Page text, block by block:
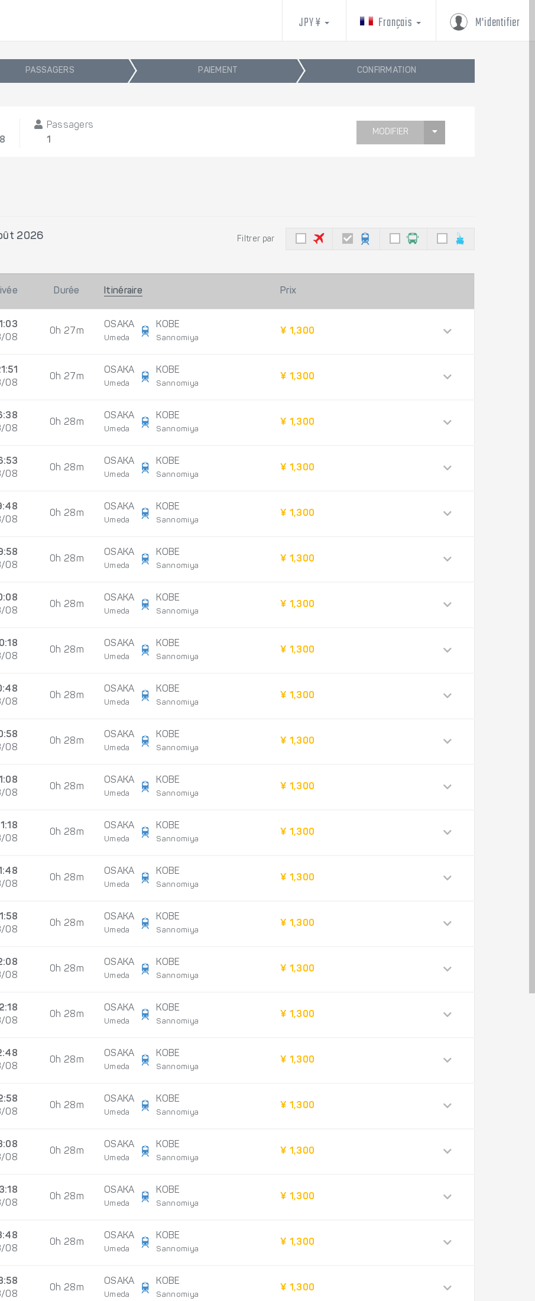
M'identifier
Français
JPY ¥
PASSAGERS PAIEMENT CONFIRMATION
Passagers
1
MODIFIER
2026 Filtrer par
Durée Itinéraire Prix
08
0h 27m
OSAKA
Umeda
KOBE
Sannomiya
¥ 1,300
08
0h 27m
OSAKA
Umeda
KOBE
Sannomiya
¥ 1,300
08
0h 28m
OSAKA
Umeda
KOBE
Sannomiya
¥ 1,300
08
0h 28m
OSAKA
Umeda
KOBE
Sannomiya
¥ 1,300
08
0h 28m
OSAKA
Umeda
KOBE
Sannomiya
¥ 1,300
08
0h 28m
OSAKA
Umeda
KOBE
Sannomiya
¥ 1,300
08
0h 28m
OSAKA
Umeda
KOBE
Sannomiya
¥ 1,300
08
0h 28m
OSAKA
Umeda
KOBE
Sannomiya
¥ 1,300
08
0h 28m
OSAKA
Umeda
KOBE
Sannomiya
¥ 1,300
08
0h 28m
OSAKA
Umeda
KOBE
Sannomiya
¥ 1,300
08
0h 28m
OSAKA
Umeda
KOBE
Sannomiya
¥ 1,300
08
0h 28m
OSAKA
Umeda
KOBE
Sannomiya
¥ 1,300
08
0h 28m
OSAKA
Umeda
KOBE
Sannomiya
¥ 1,300
08
0h 28m
OSAKA
Umeda
KOBE
Sannomiya
¥ 1,300
08
0h 28m
OSAKA
Umeda
KOBE
Sannomiya
¥ 1,300
08
0h 28m
OSAKA
Umeda
KOBE
Sannomiya
¥ 1,300
08
0h 28m
OSAKA
Umeda
KOBE
Sannomiya
¥ 1,300
08
0h 28m
OSAKA
Umeda
KOBE
Sannomiya
¥ 1,300
08
0h 28m
OSAKA
Umeda
KOBE
Sannomiya
¥ 1,300
08
0h 28m
OSAKA
Umeda
KOBE
Sannomiya
¥ 1,300
08
0h 28m
OSAKA
Umeda
KOBE
Sannomiya
¥ 1,300
08
0h 28m
OSAKA
Umeda
KOBE
Sannomiya
¥ 1,300